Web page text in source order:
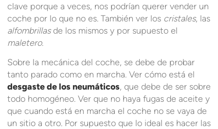
clave porque a veces, nos podrían querer vender un
coche por lo que no es. También ver los cristales, las
alfombrillasde los mismos y por supuesto el
maletero.
Sobre la mecánica del coche, se debe de probar
tanto parado como en marcha. Ver cómo está el
desgaste de los neumáticos, que debe de ser sobre
todo homogéneo. Ver que no haya fugas de aceite y
que cuando está en marcha el coche no se vaya de
un sitio a otro. Por supuesto que lo ideal es hacer las